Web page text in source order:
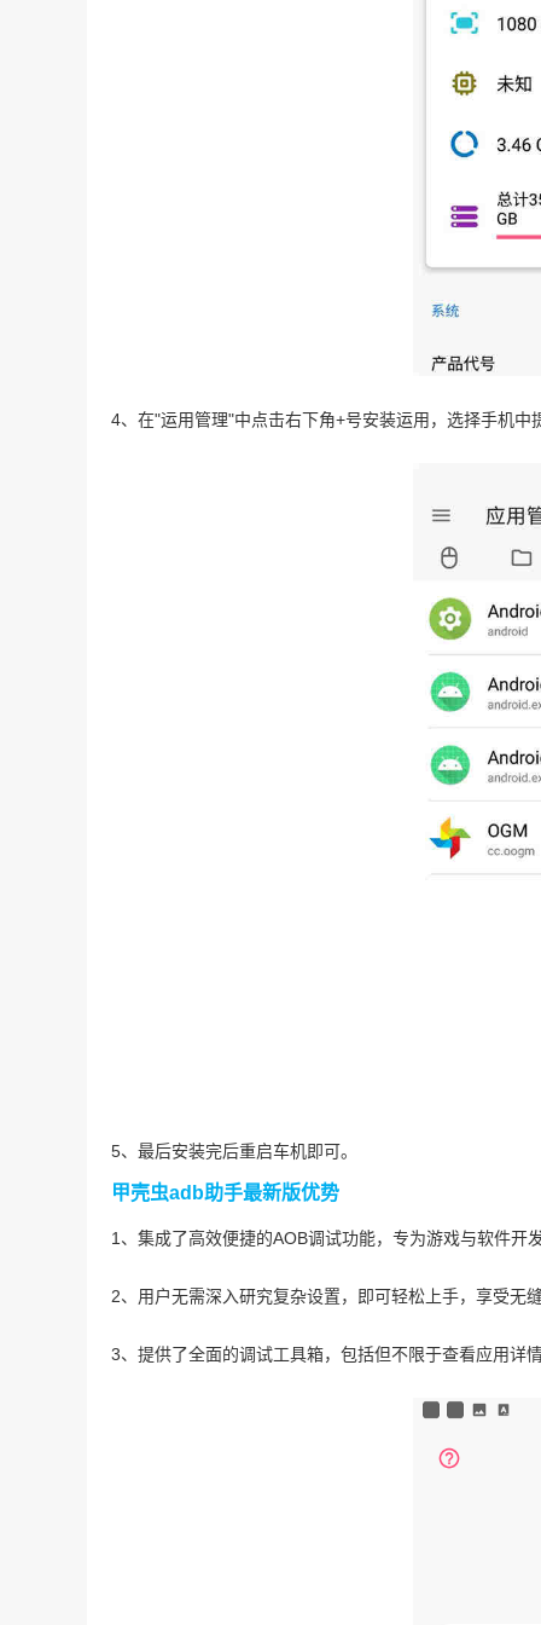
4、在"运用管理"中点击右下角+号安装运用，选择手机中
5、最后安装完后重启车机即可。
甲壳虫adb助手最新版优势
1、集成了高效便捷的AOB调试功能，专为游戏与软件开
2、用户无需深入研究复杂设置，即可轻松上手，享受无
3、提供了全面的调试工具箱，包括但不限于查看应用详